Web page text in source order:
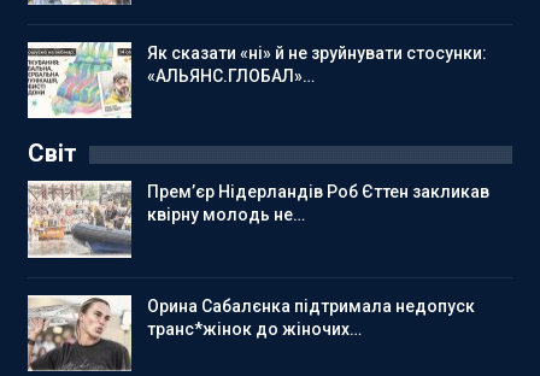
Як сказати «ні» й не зруйнувати стосунки:
«АЛЬЯНС.ГЛОБАЛ»…
Світ
Прем’єр Нідерландів Роб Єттен закликав
квірну молодь не…
Орина Сабалєнка підтримала недопуск
транс*жінок до жіночих…